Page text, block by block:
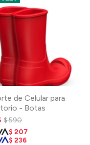
de Celular para
- Botas
$590
$ 207
$ 236